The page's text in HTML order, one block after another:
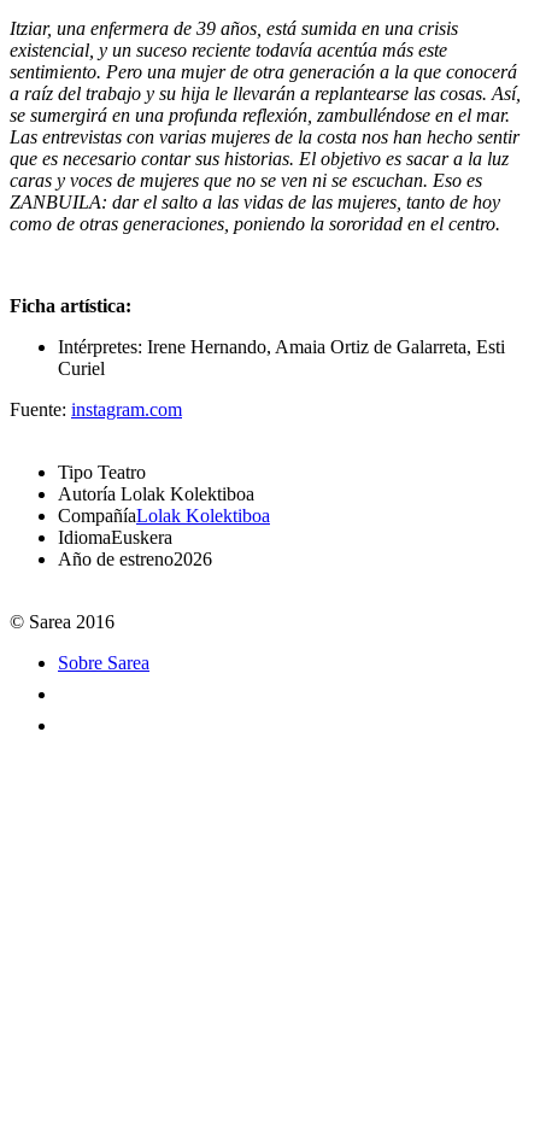
Itziar, una enfermera de 39 años, está sumida en una crisis
existencial, y un suceso reciente todavía acentúa más este
sentimiento. Pero una mujer de otra generación a la que conocerá
a raíz del trabajo y su hija le llevarán a replantearse las cosas. Así,
se sumergirá en una profunda reflexión, zambulléndose en el mar.
Las entrevistas con varias mujeres de la costa nos han hecho sentir
que es necesario contar sus historias. El objetivo es sacar a la luz
caras y voces de mujeres que no se ven ni se escuchan. Eso es
ZANBUILA: dar el salto a las vidas de las mujeres, tanto de hoy
como de otras generaciones, poniendo la sororidad en el centro.
Ficha artística:
Intérpretes: Irene Hernando, Amaia Ortiz de Galarreta, Esti
Curiel
Fuente: instagram.com
Tipo Teatro
Autoría Lolak Kolektiboa
CompañíaLolak Kolektiboa
IdiomaEuskera
Año de estreno2026
© Sarea 2016
Sobre Sarea